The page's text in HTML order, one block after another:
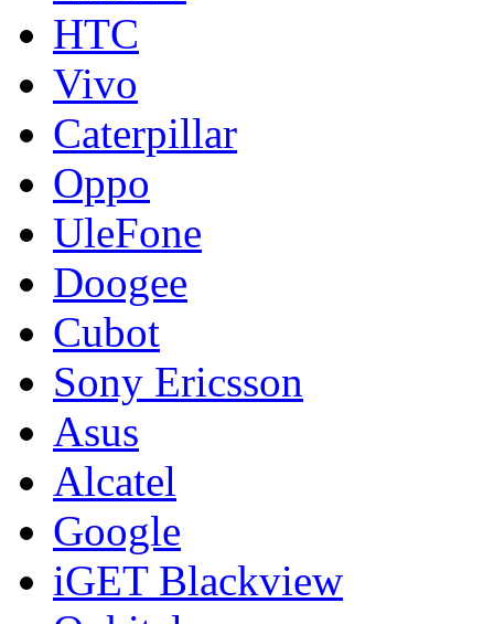
HTC
Vivo
Caterpillar
Oppo
UleFone
Doogee
Cubot
Sony Ericsson
Asus
Alcatel
Google
iGET Blackview